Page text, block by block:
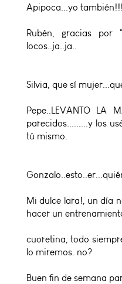
Apipoca...yo
Rubén, gracias por
locos..ja..ja..
Silvia, que sí
Pepe..LEVANTO LA
parecidos.........y los
tú mismo.
Mi dulce lara!, un día
hacer un
cuoretina, todo
lo miremos. no?
Buen fin de semana